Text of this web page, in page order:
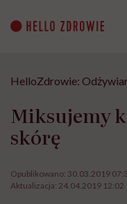
content
HelloZdrowie:
Miksujemy
skórę
Opublikowano: 30.03.2019
Aktualizacja: 24.04.2019 12:02